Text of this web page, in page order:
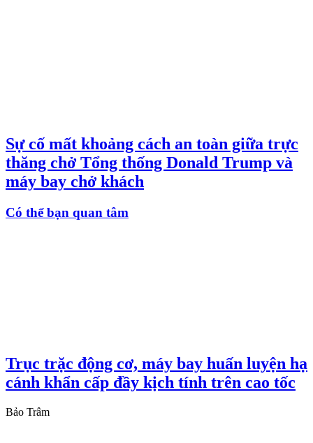
Sự cố mất khoảng cách an toàn giữa trực
thăng chở Tổng thống Donald Trump và
máy bay chở khách
Có thể bạn quan tâm
Trục trặc động cơ, máy bay huấn luyện hạ
cánh khẩn cấp đầy kịch tính trên cao tốc
Bảo Trâm